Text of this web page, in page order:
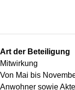
Art der Beteiligung
Mitwirkung
Von Mai bis
Anwohner sowie